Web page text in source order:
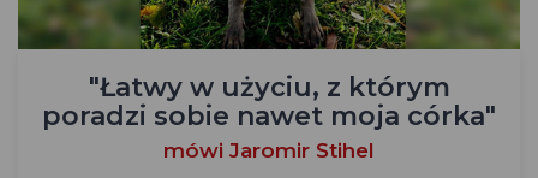
"Łatwy w użyciu, z którym
poradzi sobie nawet moja córka"
mówi Jaromir Stihel